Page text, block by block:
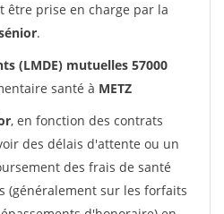
être prise en charge par la
.
(LMDE) mutuelles 57000
santé à METZ
, en fonction des contrats
des délais d'attente ou un
des frais de santé
(généralement sur les forfaits